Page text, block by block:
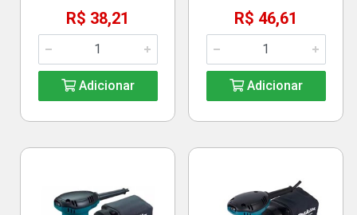
R$ 38,21
Adicionar
R$ 46,61
Adicionar